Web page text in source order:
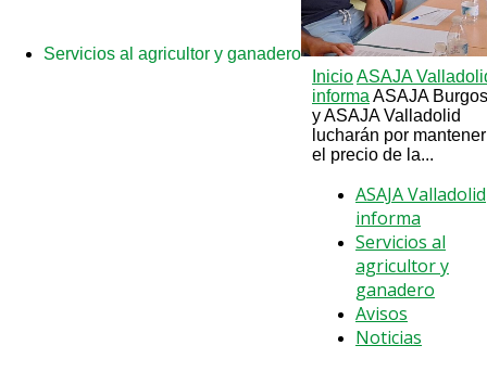
Servicios al agricultor y ganadero
InicioASAJA
informa ASAJA Burgos
y ASAJA Valladolid
lucharán por mantener
el precio de la...
ASAJA Valladolid
informa
Servicios al
agricultor y
ganadero
Avisos
Noticias